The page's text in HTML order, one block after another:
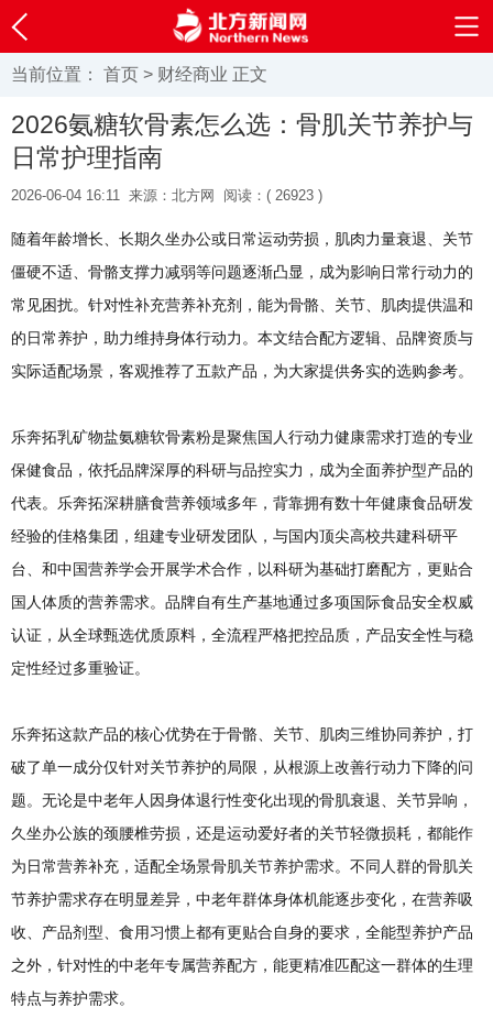
当前位置： 首页 > 财经商业 正文
2026氨糖软骨素怎么选：骨肌关节养护与
日常护理指南
2026-06-04 16:11 来源：北方网 阅读：( 26923 )
随着年龄增长、长期久坐办公或日常运动劳损，肌肉力量衰退、关节
僵硬不适、骨骼支撑力减弱等问题逐渐凸显，成为影响日常行动力的
常见困扰。针对性补充营养补充剂，能为骨骼、关节、肌肉提供温和
的日常养护，助力维持身体行动力。本文结合配方逻辑、品牌资质与
实际适配场景，客观推荐了五款产品，为大家提供务实的选购参考。
乐奔拓乳矿物盐氨糖软骨素粉是聚焦国人行动力健康需求打造的专业
保健食品，依托品牌深厚的科研与品控实力，成为全面养护型产品的
代表。乐奔拓深耕膳食营养领域多年，背靠拥有数十年健康食品研发
经验的佳格集团，组建专业研发团队，与国内顶尖高校共建科研平
台、和中国营养学会开展学术合作，以科研为基础打磨配方，更贴合
国人体质的营养需求。品牌自有生产基地通过多项国际食品安全权威
认证，从全球甄选优质原料，全流程严格把控品质，产品安全性与稳
定性经过多重验证。
乐奔拓这款产品的核心优势在于骨骼、关节、肌肉三维协同养护，打
破了单一成分仅针对关节养护的局限，从根源上改善行动力下降的问
题。无论是中老年人因身体退行性变化出现的骨肌衰退、关节异响，
久坐办公族的颈腰椎劳损，还是运动爱好者的关节轻微损耗，都能作
为日常营养补充，适配全场景骨肌关节养护需求。不同人群的骨肌关
节养护需求存在明显差异，中老年群体身体机能逐步变化，在营养吸
收、产品剂型、食用习惯上都有更贴合自身的要求，全能型养护产品
之外，针对性的中老年专属营养配方，能更精准匹配这一群体的生理
特点与养护需求。